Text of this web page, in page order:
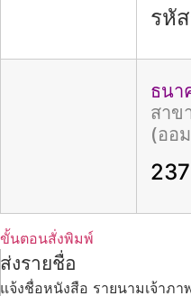
รหั
ธนา
สาข
(ออ
ขั้นตอนสั่งพิมพ์
ส่งรายชื่อ
แจ้งชื่อหนังสือ รายนามเจ้าภ